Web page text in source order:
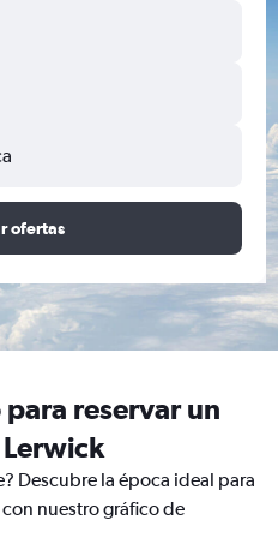
ofertas
reservar un
Descubre la época ideal para
nuestro gráfico de